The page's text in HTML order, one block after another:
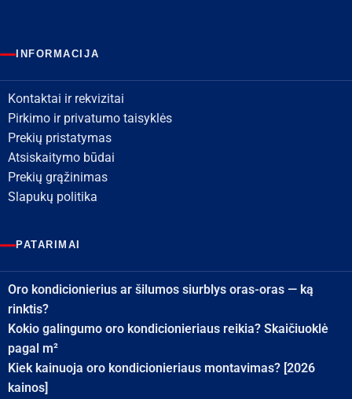
INFORMACIJA
Kontaktai ir rekvizitai
Pirkimo ir privatumo taisyklės
Prekių pristatymas
Atsiskaitymo būdai
Prekių grąžinimas
Slapukų politika
PATARIMAI
Oro kondicionierius ar šilumos siurblys oras-oras — ką
rinktis?
Kokio galingumo oro kondicionieriaus reikia? Skaičiuoklė
pagal m²
Kiek kainuoja oro kondicionieriaus montavimas? [2026
kainos]